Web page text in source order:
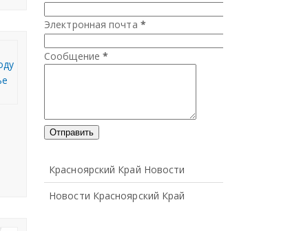
Электронная почта *
Сообщение *
Красноярский Край Новости
Новости Красноярский Край